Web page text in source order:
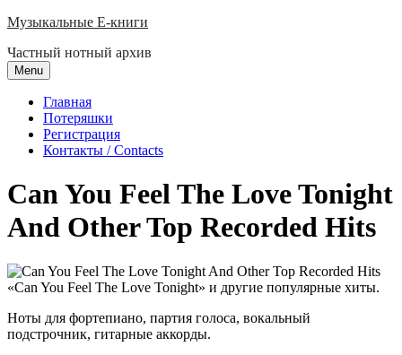
Skip
content
Музыкальные E-книги
Частный нотный архив
Menu
Главная
Потеряшки
Регистрация
Контакты / Contacts
Can You Feel The Love Tonight
And Other Top Recorded Hits
«Can You Feel The Love Tonight» и другие популярные хиты.
Ноты для фортепиано, партия голоса, вокальный
подстрочник, гитарные аккорды.